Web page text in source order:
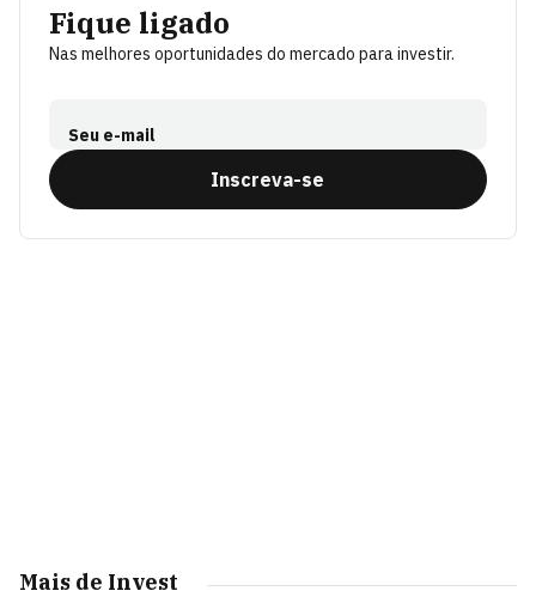
Fique ligado
Nas melhores oportunidades do mercado para investir.
Seu e-mail
Inscreva-se
Mais de Invest